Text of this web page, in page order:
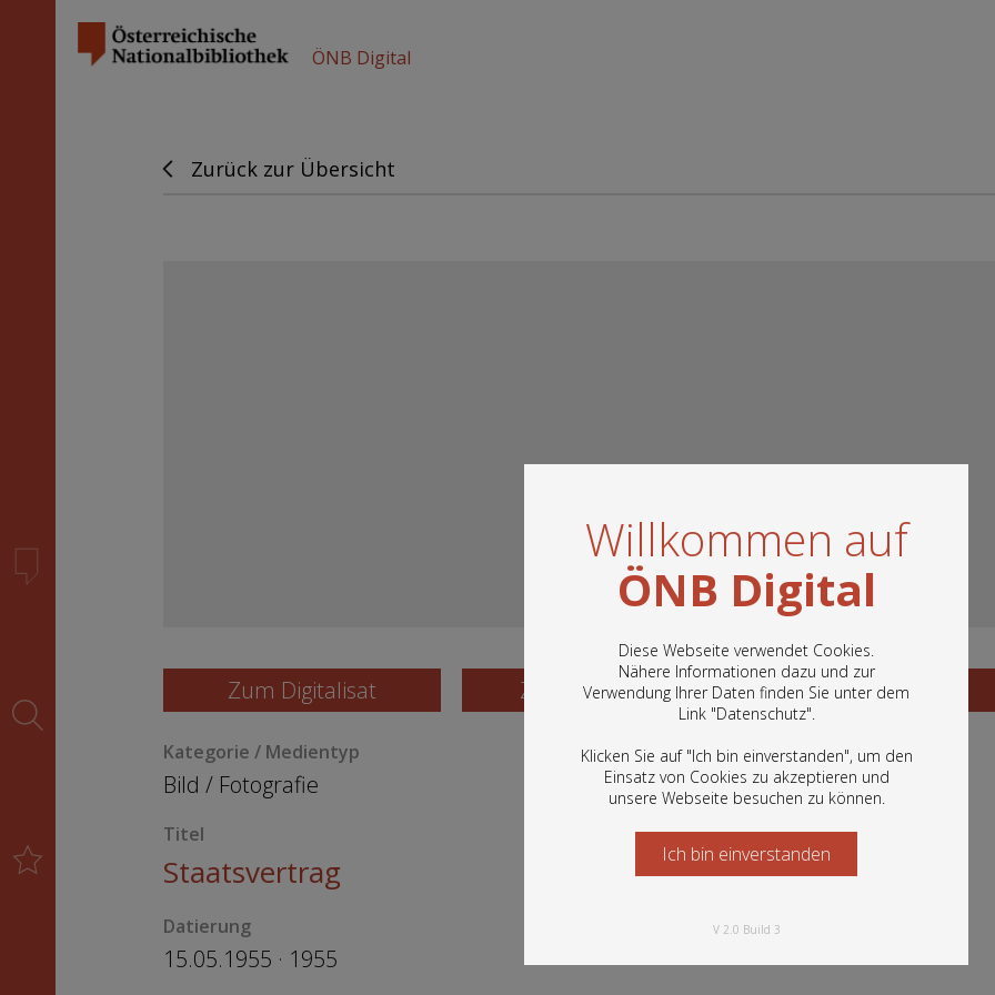
Willkommen auf
ÖNB Digital
Diese Webseite verwendet Cookies.
Nähere Informationen dazu und zur
Verwendung Ihrer Daten finden Sie unter dem
Link "Datenschutz".
Klicken Sie auf "Ich bin einverstanden", um den
Einsatz von Cookies zu akzeptieren und
unsere Webseite besuchen zu können.
In diesem Portal finden Sie die digitalen
Bestände der Österreichischen
Grafiken und vieles mehr.
Ich bin einverstanden
Starten Sie jetzt
V 2.0 Build 3
ÖNB Digital
Zurück zur Übersicht
Zum Digitalisat Zum Katalogisat Zur Vorschau
Kategorie / Medientyp
Bild / Fotografie
Titel
Staatsvertrag
Datierung
15.05.1955 · 1955